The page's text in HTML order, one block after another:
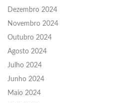
Dezembro 2024
Novembro 2024
Outubro 2024
Agosto 2024
Julho 2024
Junho 2024
Maio 2024